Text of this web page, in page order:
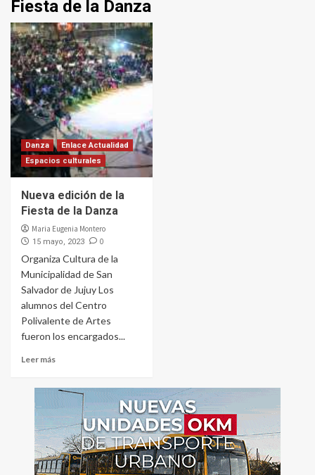
Fiesta de la Danza
Danza
Enlace Actualidad
Espacios culturales
Nueva edición de la
Fiesta de la Danza
Maria Eugenia Montero
15 mayo, 2023 0
Organiza Cultura de la
Municipalidad de San
Salvador de Jujuy Los
alumnos del Centro
Polivalente de Artes
fueron los encargados...
Leer más